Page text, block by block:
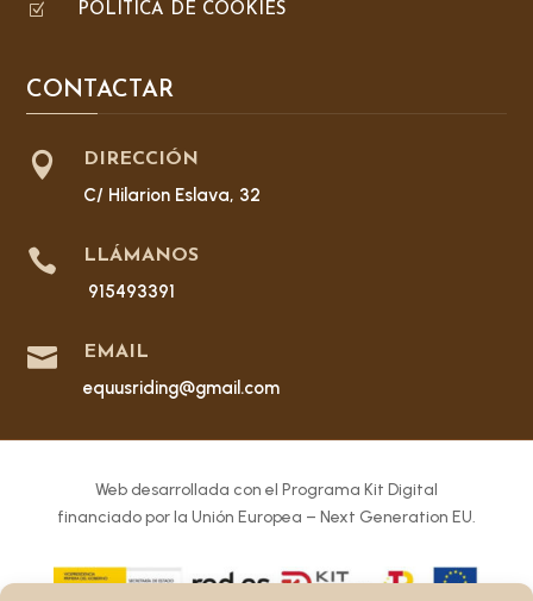
Z POLÍTICA DE COOKIES
CONTACTAR
 DIRECCIÓN
C/ Hilarion Eslava, 32
 LLÁMANOS
915493391
 EMAIL
equusriding@gmail.com
Web desarrollada con el Programa Kit Digital
financiado por la Unión Europea – Next Generation EU.